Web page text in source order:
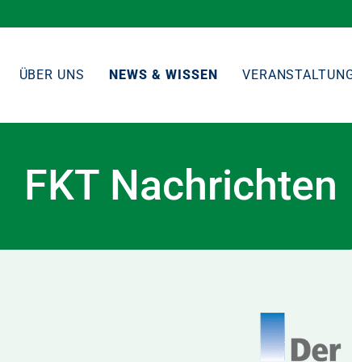
ÜBER UNS NEWS & WISSEN
FKT Nachrichten